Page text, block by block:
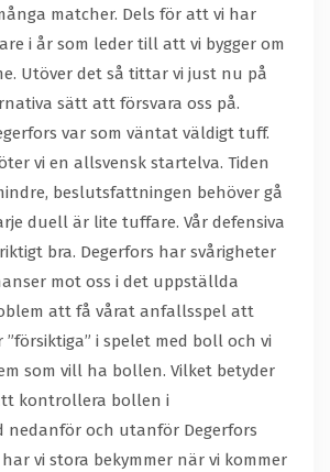
matcher. Dels för att vi har
i år som leder till att vi bygger om
Utöver det så tittar vi just nu på
sätt att försvara oss på.
var som väntat väldigt tuff.
vi en allsvensk startelva. Tiden
beslutsfattningen behöver gå
duell är lite tuffare. Vår defensiva
bra. Degerfors har svårigheter
mot oss i det uppställda
att få vårat anfallsspel att
”försiktiga” i spelet med boll och vi
som vill ha bollen. Vilket betyder
kontrollera bollen i
nedanför och utanför Degerfors
vi stora bekymmer när vi kommer